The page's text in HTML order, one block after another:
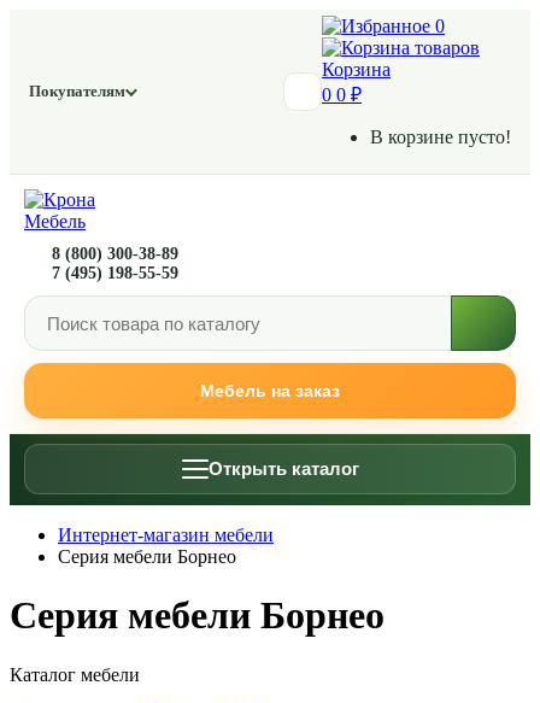
Покупателям
0
Корзина
0 0 ₽
В корзине пусто!
Мебель на заказ
8 (800) 300-38-89
7 (495) 198-55-59
Открыть каталог
Интернет-магазин мебели
Серия мебели Борнео
Серия мебели Борнео
Каталог мебели